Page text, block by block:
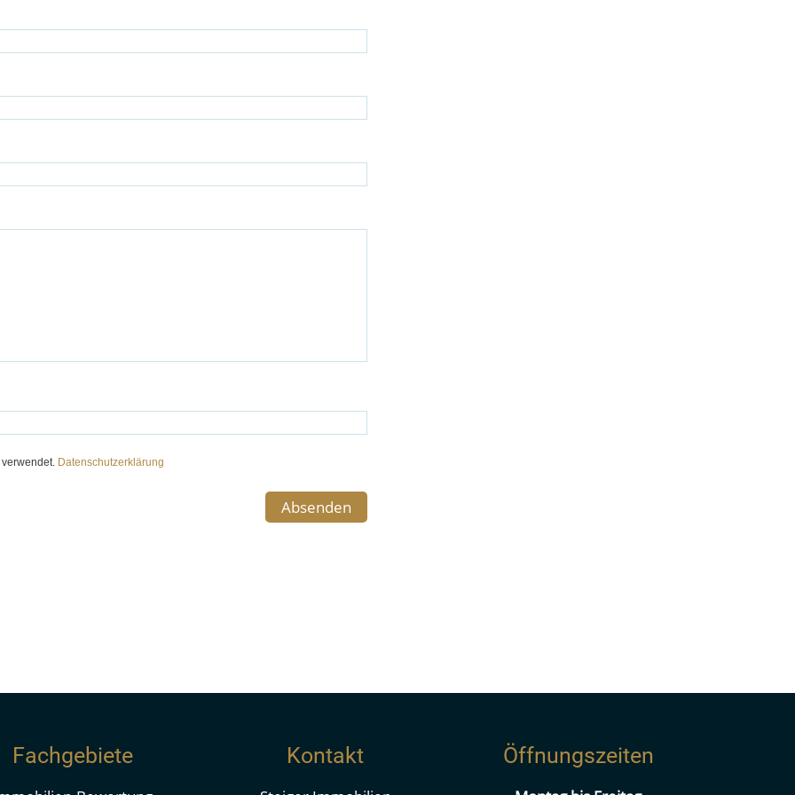
Wohn- und Essbereich sowie der großzügige
Charakter verleihen und ganzjährig zum
und Fliesenboden sowie weißen
Rollläden an allen Fenstern außerhalb des
Fahrstuhl gesteigert, der einfachen Zugang zu
und stehen Ihnen gerne zur Verfügung!
Küche mit mechanischen Rollläden
von Finanzierungs- oder Kapitalnachweis
mit Erstkontaktaufnahme Ihre vollständigen
nur Anfragen bearbeiten, die Ihren vollständigen
enthalten.
uns nicht überprüft. Daher übernehmen wir für
und kann nicht als Rechtsgrundlage herangezogen
abgeschlossene Kaufvertrag.
Unser Angebot ist nur für Sie bestimmt und
Datenschutzerklärung
Fachgebiete Kontakt Öffnungszeiten